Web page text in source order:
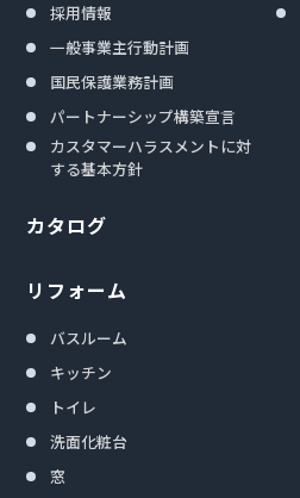
採用情報
一般事業主行動計画
国民保護業務計画
パートナーシップ構築宣言
カスタマーハラスメントに対
する基本方針
カタログ
リフォーム
バスルーム
キッチン
トイレ
洗面化粧台
窓